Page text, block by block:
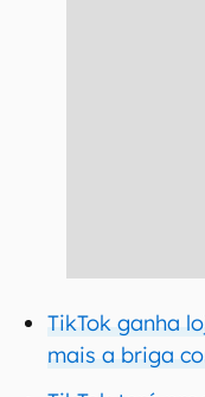
TikTok ganha
mais a briga